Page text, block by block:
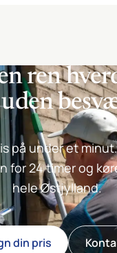
ren
på under et
for 24 timer og
hele Østjylland.
din pris